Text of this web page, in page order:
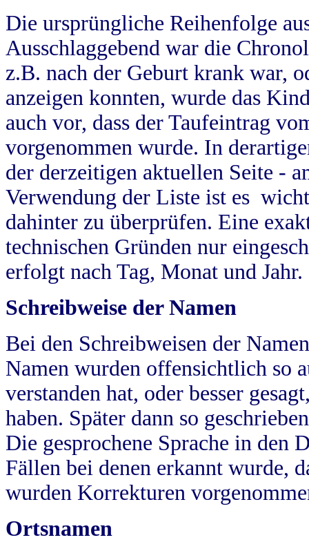
Die ursprüngliche Reihenfolge
Ausschlaggebend war die
z.B. nach der Geburt krank war,
anzeigen konnten, wurde das
auch vor, dass der Taufeintrag
vorgenommen wurde. In
der derzeitigen aktuellen Seite -
Verwendung der Liste ist es
dahinter zu überprüfen. Eine
technischen Gründen nur
erfolgt nach Tag, Monat und Jahr.
Schreibweise der Namen
Bei den Schreibweisen der
Namen wurden offensichtlich so
verstanden hat, oder besser
haben. Später dann so
Die gesprochene Sprache in
Fällen bei denen erkannt wurde,
wurden Korrekturen
Ortsnamen